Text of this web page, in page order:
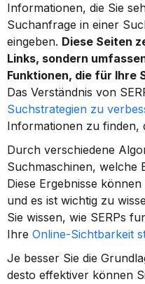
Informationen, die Sie
Suchanfrage in einer
eingeben. Diese Seiten
Links, sondern
Funktionen, die für Ihre
Suchstrategien zu
Informationen zu finden,
Durch verschiedene
Suchmaschinen, welche
Diese Ergebnisse
und es ist wichtig zu
Sie wissen, wie SERPs
Ihre Online-Sichtbarkeit
Je besser Sie die
desto effektiver können